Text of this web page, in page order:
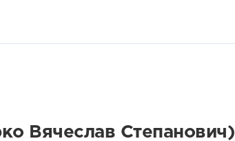
Вячеслав Степанович)